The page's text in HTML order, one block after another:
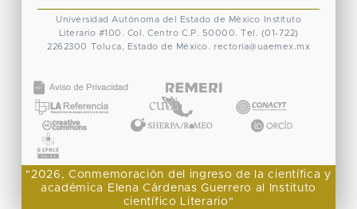
Universidad Autónoma del Estado de México
Instituto
Literario #100. Col. Centro C.P. 50000. Tel. (01-722)
2262300 Toluca, Estado de México. rectoria@uaemex.mx
"2026, Conmemoración del ingreso de la científica y
académica Elena Cárdenas Guerrero al Instituto
científico Literario"